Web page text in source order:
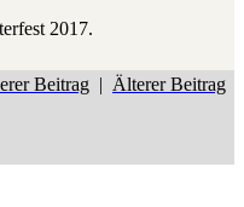
2017.
Beitrag | Älterer Beitrag